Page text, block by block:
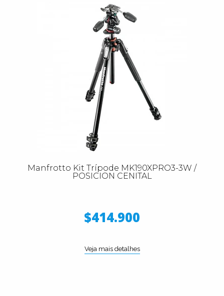
Manfrotto Kit Trípode MK190XPRO3-3W /
POSICION CENITAL
$414.900
Veja mais detalhes